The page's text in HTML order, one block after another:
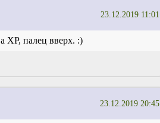
23.12.2019 11:01
XP, палец вверх. :)
23.12.2019 20:45